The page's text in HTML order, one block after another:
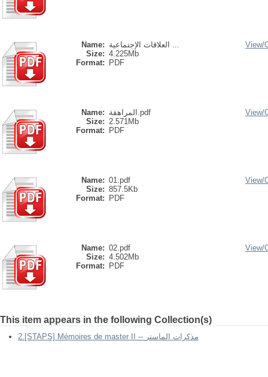
Name:
العلاقات الإجتماعية ...
Size: 4.225Mb
Format:
PDF
View/
Name:
المراهقة.pdf
Size: 2.571Mb
Format:
PDF
View/
Name: 01.pdf
Size: 857.5Kb
Format:
PDF
View/
Name: 02.pdf
Size: 4.502Mb
Format:
PDF
View/
This item appears in the following Collection(s)
2.[STAPS] Mémoires de master II -- مذكرات الماستر